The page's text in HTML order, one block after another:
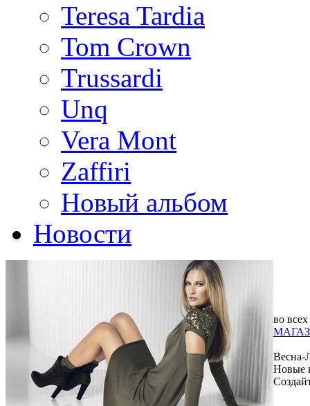
Teresa Tardia
Tom Crown
Trussardi
Unq
Vera Mont
Zaffiri
Новый альбом
Новости
во всех
Весна-
Новые